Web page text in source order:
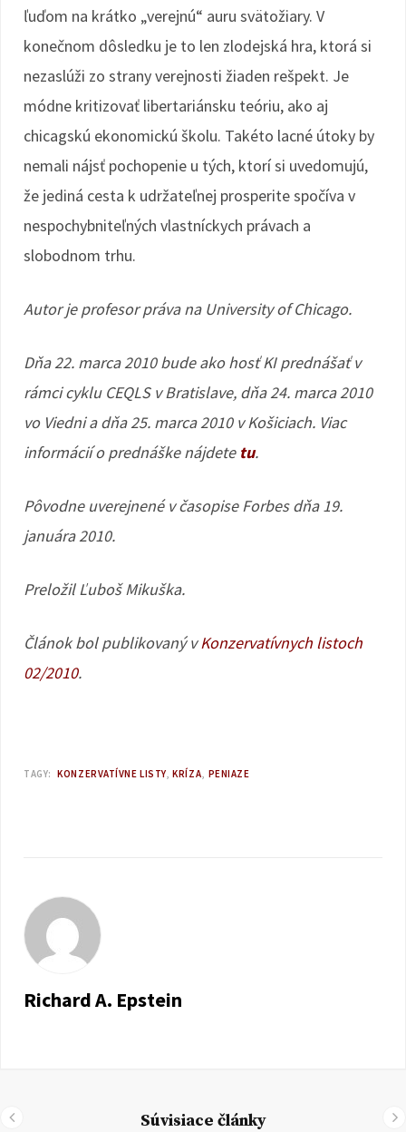
ľuďom na krátko „verejnú“ auru svätožiary. V
konečnom dôsledku je to len zlodejská hra, ktorá si
nezaslúži zo strany verejnosti žiaden rešpekt. Je
módne kritizovať libertariánsku teóriu, ako aj
chicagskú ekonomickú školu. Takéto lacné útoky by
nemali nájsť pochopenie u tých, ktorí si uvedomujú,
že jediná cesta k udržateľnej prosperite spočíva v
nespochybniteľných vlastníckych právach a
slobodnom trhu.
Autor je profesor práva na University of Chicago.
Dňa 22. marca 2010 bude ako hosť KI prednášať v
rámci cyklu CEQLS v Bratislave, dňa 24. marca 2010
vo Viedni a dňa 25. marca 2010 v Košiciach. Viac
informácií o prednáške nájdete tu.
Pôvodne uverejnené v časopise Forbes dňa 19.
januára 2010.
Preložil Ľuboš Mikuška.
Článok bol publikovaný vKonzervatívnych listoch
02/2010.
TAGY: KONZERVATÍVNE LISTY KRÍZA PENIAZE
Richard A. Epstein
Súvisiace články